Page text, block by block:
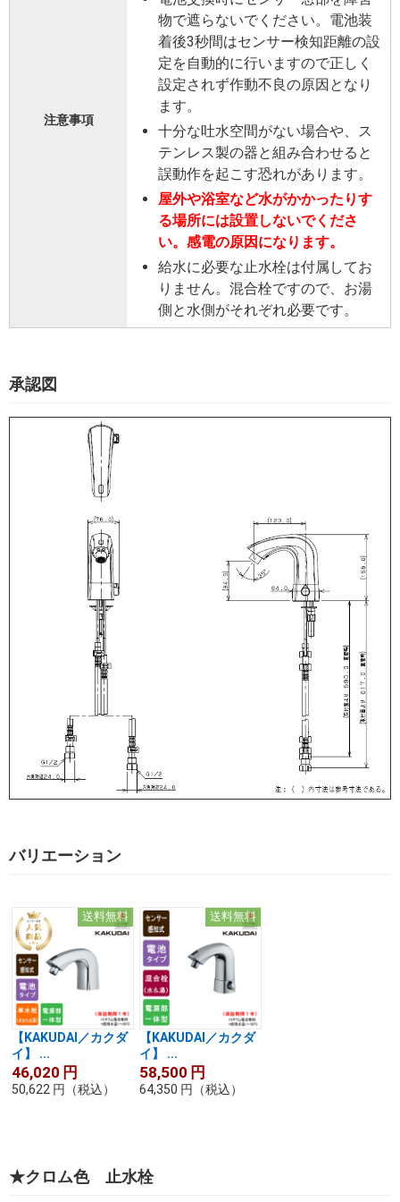
注意事項
物で遮らないでください。電池装
着後3秒間はセンサー検知距離の設
定を自動的に行いますので正しく
設定されず作動不良の原因となり
ます。
十分な吐水空間がない場合や、ス
テンレス製の器と組み合わせると
誤動作を起こす恐れがあります。
屋外や浴室など水がかかったりす
る場所には設置しないでくださ
い。感電の原因になります。
給水に必要な止水栓は付属してお
りません。混合栓ですので、お湯
側と水側がそれぞれ必要です。
承認図
バリエーション
送料無料
【KAKUDAI／カクダ
イ】 ...
46,020 円
50,622 円 （税込）
送料無料
【KAKUDAI／カクダ
イ】 ...
58,500 円
64,350 円 （税込）
★クロム色 止水栓